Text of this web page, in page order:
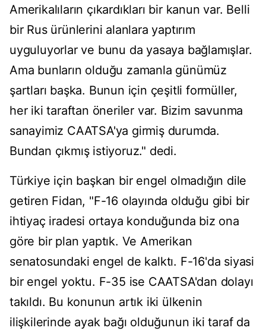
Amerikalıların çıkardıkları bir kanun var. Belli
bir Rus ürünlerini alanlara yaptırım
uyguluyorlar ve bunu da yasaya bağlamışlar.
Ama bunların olduğu zamanla günümüz
şartları başka. Bunun için çeşitli formüller,
her iki taraftan öneriler var. Bizim savunma
sanayimiz CAATSA'ya girmiş durumda.
Bundan çıkmış istiyoruz." dedi.
Türkiye için başkan bir engel olmadığın dile
getiren Fidan, "F-16 olayında olduğu gibi bir
ihtiyaç iradesi ortaya konduğunda biz ona
göre bir plan yaptık. Ve Amerikan
senatosundaki engel de kalktı. F-16'da siyasi
bir engel yoktu. F-35 ise CAATSA'dan dolayı
takıldı. Bu konunun artık iki ülkenin
ilişkilerinde ayak bağı olduğunun iki taraf da